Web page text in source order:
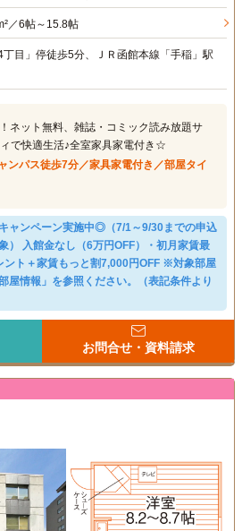
／6帖～15.8帖
目」停徒歩5分、ＪＲ函館本線「手稲」駅
ネット無料、雑誌・コミック読み放題サ
で快適生活♪全室家具家電付き☆
ンパス徒歩7分／家具家電付き／部屋タイ
ャンペーン実施中◎（7/1～9/30までの申込
） 入館金なし（6万円OFF）・初月家賃最
ント＋家賃もっと割7,000円OFF ※対象部屋
屋情報」を参照ください。（表記条件より
お問合せ・資料請求